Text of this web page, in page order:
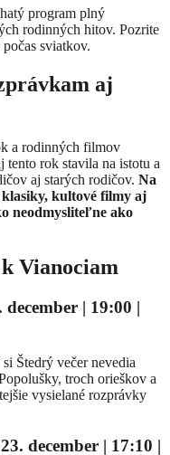
program plný
rodinných hitov. Pozrite
sviatkov.
aj
a rodinných filmov
tento rok stavila na istotu a
aj starých rodičov. Na
kultové filmy aj
neodmysliteľne ako
Vianociam
december | 19:00 |
Štedrý večer nevedia
troch orieškov a
vysielané rozprávky
23. december | 17:10 |